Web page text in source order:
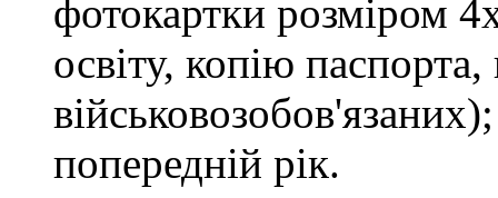
фотокартки розміром
освіту, копію
попередній рік.